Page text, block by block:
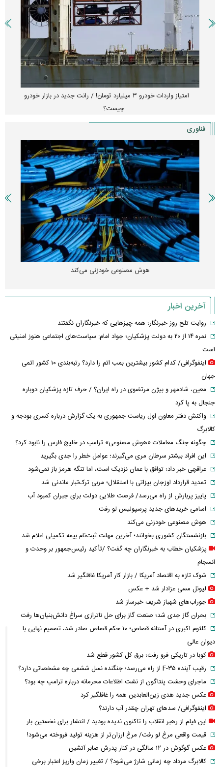
امتیاز واردات خودرو ۳ میلیارد تومان! / رانت جدید در بازار خودرو
چیست؟
فناوری
هوش مصنوعی خودزنی می‌کند
آخرین اخبار
روایت تلخ روز خبرنگار؛ همه چیزهایی که خبرنگاران نگفتند
نمره ۱۴ از ۲۰ به دولت پزشکیان؛ جواد امام: سیاست‌های اجتماعی هنوز امنیتی
است
اینفوگرافی/ کدام کشور بیشترین بمب اتم را دارد؟ رتبه‌بندی ۱۰ کشور اتمی
جهان
معین، شادمهر و بیژن مرتضوی در راه ایران؟ / حرف تازه پزشکیان دوباره
جنجال به پا کرد
واکنش دفتر معاون اول ریاست جمهوری به یک گزارش درباره کسری بودجه و
کالابرگ
چگونه جنگ معاملات «هوش مصنوعی» ترامپ در خلیج فارس را نابود کرد؟
این افراد بیشتر سرطان مری می‌گیرند؛ عوامل خطر را جدی بگیرید
عراقچی خبر داد؛ توافق با عمان نزدیک است، اما تنگه هرمز باز نمی‌شود
تمدید قرارداد اوزجان بیزاتی با استقلال؛ مربی ترک‌تبار ماندنی شد
پاییز پربارش از راه می‌رسد/ فرصت طلایی دولت برای جبران کمبود آب
اسامی خریدهای جدید پرسپولیس لو رفت
هوش مصنوعی خودزنی می‌کند
بازنشستگان کشوری بخوانند؛ آخرین مهلت ثبت‌نام بیمه تکمیلی اعلام شد
پزشکیان خطاب به خبرنگاران چه گفت؟ /تأکید رئیس‌جمهور بر وحدت و
انسجام
شوک تازه به اقتصاد آمریکا / بازار کار آمریکا غافلگیر شد
لیونل مسی عزادار شد + عکس
جوراب‌های شهباز شریف خبرساز شد
بحران گاز جدی شد؛ صنعت گاز برای حل ناترازی سراغ دانش‌بنیان‌ها رفت
کلثوم اکبری در آستانه قصاص؛ ۱۰ حکم قصاص صادر شد، تصمیم نهایی با
دیوان عالی
کوبا در تاریکی فرو رفت؛ برق کل کشور قطع شد
رقیب آینده F-۳۵ از راه می‌رسد؛ جنگنده نسل ششمی چه مشخصاتی دارد؟
ماجرای وحشت پنتاگون از نشت اطلاعات محرمانه درباره ترامپ چه بود؟
عکس جدید هدی زین‌العابدین همه را غافلگیر کرد
اینفوگرافی/ سدهای تهران چقدر آب دارند؟
این فیلم از رهبر انقلاب را تاکنون ندیده بودید / انتشار برای نخستین بار
قیمت واقعی مرغ لو رفت/ مرغ ارزان‌تر از هزینه تولید فروخته می‌شود!
عکس گوگوش در ۱۲ سالگی در کنار پدرش صابر آتشین
کالابرگ مرداد چه زمانی شارژ می‌شود؟ / تغییر زمان واریز اعتبار برخی